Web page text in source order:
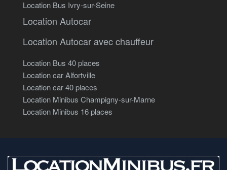
Location Bus Ivry-sur-Seine
Location Autocar
Location Autocar avec chauffeur
Location Bus 40 places
Location car Alfortville
Location car 40 places
Location Minibus Champigny-sur-Marne
Location Minibus 16 places